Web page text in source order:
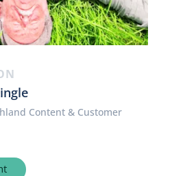
Content & Customer